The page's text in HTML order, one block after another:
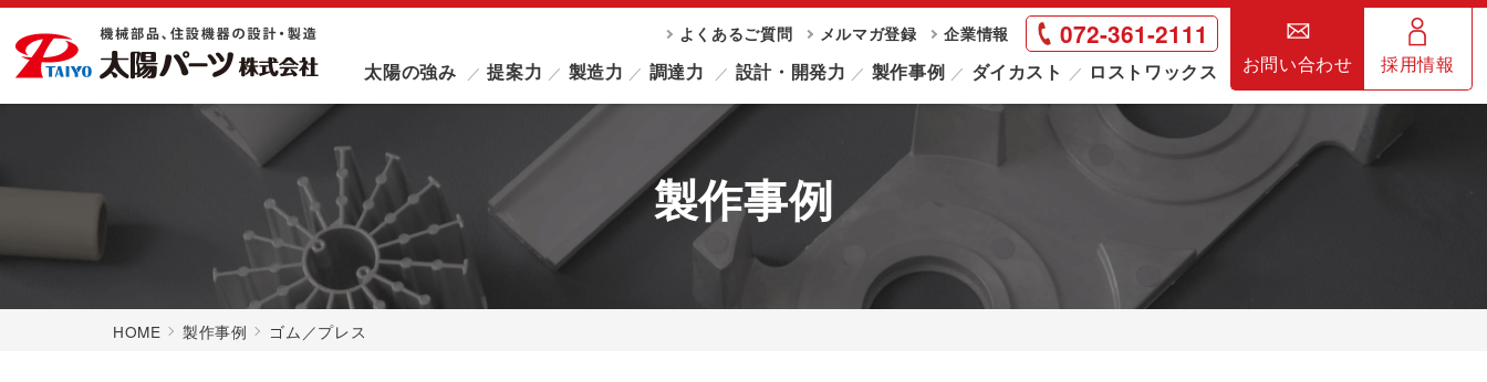
よくあるご質問 メルマガ登録 企業情報 072-361-2111
太陽の強み 提案力 製造力 調達力 設計・開発力 製作事例 ダイカスト ロストワックス お問い合わせ 採用情報
製作事例
HOME 製作事例 ゴム／プレス